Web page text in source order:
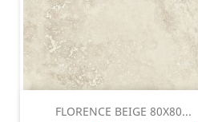
FLORENCE BEIGE 80X80...